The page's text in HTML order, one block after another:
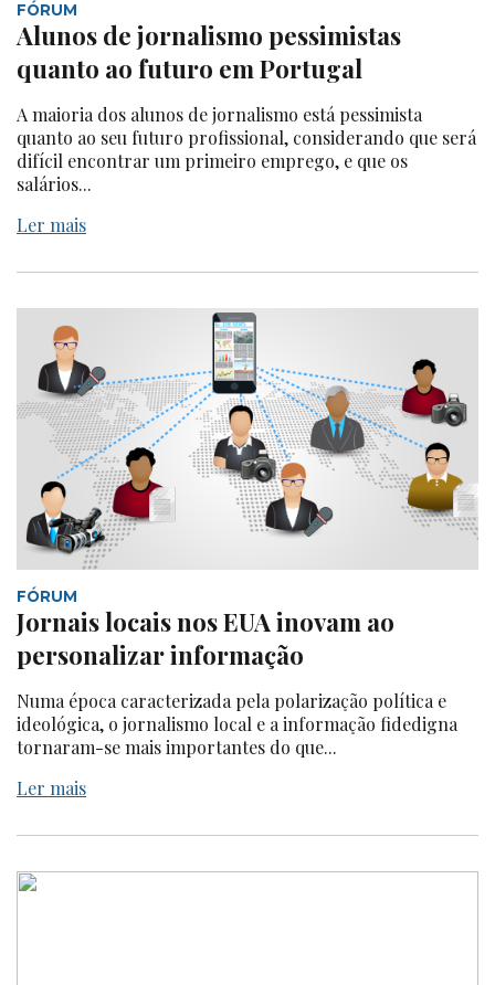
FÓRUM
Alunos de jornalismo pessimistas
quanto ao futuro em Portugal
A maioria dos alunos de jornalismo está pessimista
quanto ao seu futuro profissional, considerando que será
difícil encontrar um primeiro emprego, e que os
salários...
Ler mais
FÓRUM
Jornais locais nos EUA inovam ao
personalizar informação
Numa época caracterizada pela polarização política e
ideológica, o jornalismo local e a informação fidedigna
tornaram-se mais importantes do que...
Ler mais